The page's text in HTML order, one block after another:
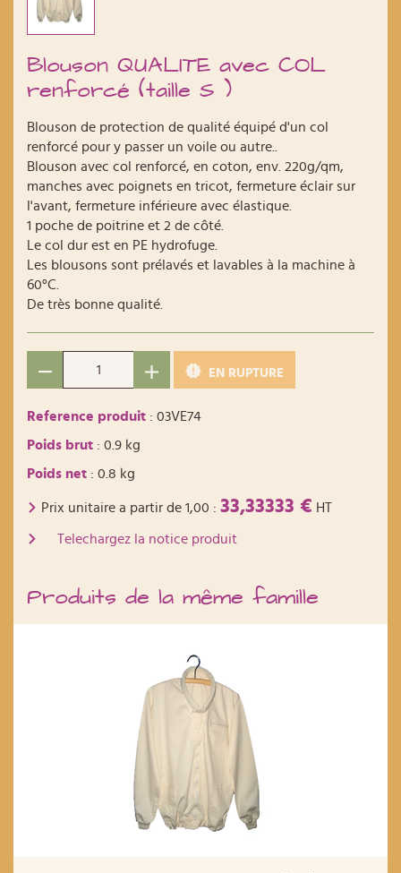
Blouson QUALITE avec COL
renforcé (taille S )
Blouson de protection de qualité équipé d'un col
renforcé pour y passer un voile ou autre..
Blouson avec col renforcé, en coton, env. 220g/qm,
manches avec poignets en tricot, fermeture éclair sur
l'avant, fermeture inférieure avec élastique.
1 poche de poitrine et 2 de côté.
Le col dur est en PE hydrofuge.
Les blousons sont prélavés et lavables à la machine à
60°C.
De très bonne qualité.
EN RUPTURE
Reference produit : 03VE74
Poids brut : 0.9 kg
Poids net : 0.8 kg
Prix unitaire a partir de 1,00 : 33,33333 € HT
Telechargez la notice produit
Produits de la même famille